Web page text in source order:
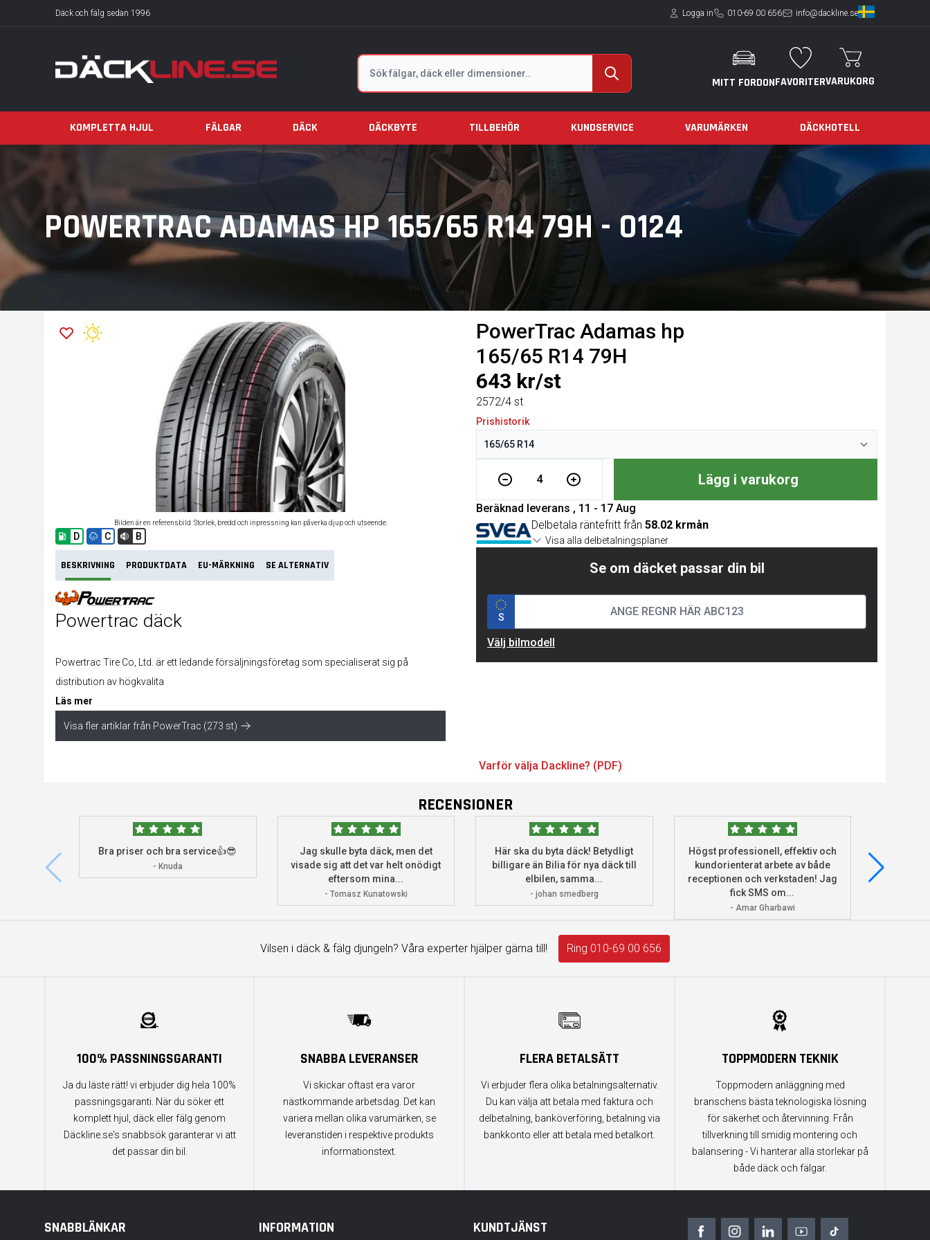
Däck och fälg sedan 1996 Logga in 010-69 00 656 info@dackline.se
Sök
MITT FORDONFAVORITERVARUKORG
KOMPLETTA HJUL FÄLGAR DÄCK DÄCKBYTE TILLBEHÖR KUNDSERVICE VARUMÄRKEN DÄCKHOTELL
POWERTRAC ADAMAS HP 165/65 R14 79H - 0124
PowerTrac Adamas hp
165/65 R14 79H
643 kr/st
2572/4 st
Prishistorik
4 Lägg i varukorg
Beräknad leverans , 11 - 17 Aug
Delbetala räntefritt från 58.02 krmån
Visa alla delbetalningsplaner
Se om däcket passar din bil
S
Välj bilmodell
Bilden är en referensbild. Storlek, bredd och inpressning kan påverka djup och utseende.
D C B
BESKRIVNING PRODUKTDATA EU-MÄRKNING SE ALTERNATIV
Powertrac däck
Powertrac Tire Co, Ltd. är ett ledande försäljningsföretag som specialiserat sig på
distribution av högkvalita
Läs mer
Visa fler artiklar från PowerTrac (273 st)
Varför välja Dackline? (PDF)
RECENSIONER
Bra priser och bra service👍😎
- Knuda
Jag skulle byta däck, men det
visade sig att det var helt onödigt
eftersom mina...
- Tomasz Kunatowski
Här ska du byta däck! Betydligt
billigare än Bilia för nya däck till
elbilen, samma...
- johan smedberg
Högst professionell, effektiv och
kundorienterat arbete av både
receptionen och verkstaden! Jag
fick SMS om...
- Amar Gharbawi
deras
Vilsen i däck & fälg djungeln? Våra experter hjälper gärna till! Ring 010-69 00 656
100% PASSNINGSGARANTI
Ja du läste rätt! vi erbjuder dig hela 100%
passningsgaranti. När du söker ett
komplett hjul, däck eller fälg genom
Däckline.se's snabbsök garanterar vi att
det passar din bil.
SNABBA LEVERANSER
Vi skickar oftast era varor
nästkommande arbetsdag. Det kan
variera mellan olika varumärken, se
leveranstiden i respektive produkts
informationstext.
FLERA BETALSÄTT
Vi erbjuder flera olika betalningsalternativ.
Du kan välja att betala med faktura och
delbetalning, banköverföring, betalning via
bankkonto eller att betala med betalkort.
TOPPMODERN TEKNIK
Toppmodern anläggning med
branschens bästa teknologiska lösning
för säkerhet och återvinning. Från
tillverkning till smidig montering och
balansering - Vi hanterar alla storlekar på
både däck och fälgar.
SNABBLÄNKAR INFORMATION KUNDTJÄNST